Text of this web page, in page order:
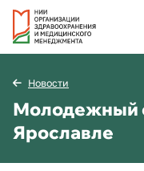
Новости
Молодежный
Ярославле